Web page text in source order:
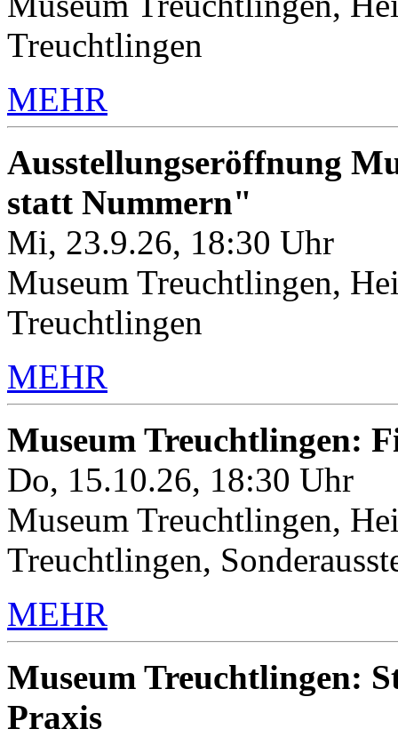
Treuchtlingen
MEHR
Ausstellungseröffnung
statt Nummern"
Mi, 23.9.26, 18:30 Uhr
Museum Treuchtlingen,
Treuchtlingen
MEHR
Museum Treuchtlingen:
Do, 15.10.26, 18:30 Uhr
Museum Treuchtlingen,
Treuchtlingen,
MEHR
Museum Treuchtlingen:
Praxis